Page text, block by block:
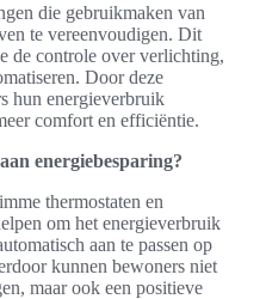
die gebruikmaken van
te vereenvoudigen. Dit
de controle over verlichting,
Door deze
hun energieverbruik
comfort en efficiëntie.
energiebesparing?
thermostaten en
om het energieverbruik
aan te passen op
kunnen bewoners niet
maar ook een positieve